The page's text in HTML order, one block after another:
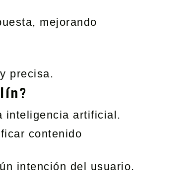
mejorando
precisa.
inteligencia artificial.
contenido
intención del usuario.